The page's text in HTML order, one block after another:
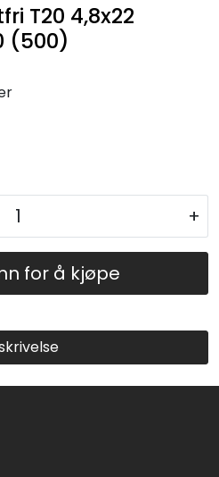
T20 4,8x22
(500)
+
for å kjøpe